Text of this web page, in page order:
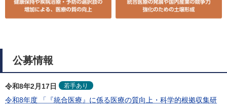
公募情報
令和8年2月17日 若手あり
令和8年度 「『統合医療』に係る医療の質向上・科学的根拠収集研